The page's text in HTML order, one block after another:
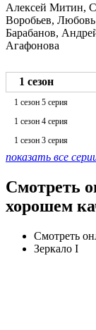
Алексей Митин,
Воробьев,
Барабанов,
Агафонова
1 сезон
1 сезон 5 серия
1 сезон 4 серия
1 сезон 3 серия
показать все
Смотреть
хорошем
Смотреть
Зеркало I